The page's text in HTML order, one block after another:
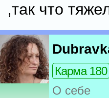
,так что
Карма 180
О себе